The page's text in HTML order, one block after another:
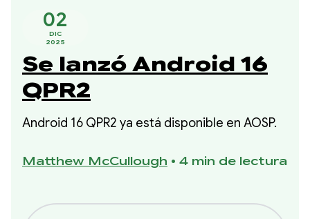
02
DIC
2025
Se lanzó Android 16
QPR2
Android 16 QPR2 ya está disponible en AOSP.
Matthew McCullough • 4 min de lectura